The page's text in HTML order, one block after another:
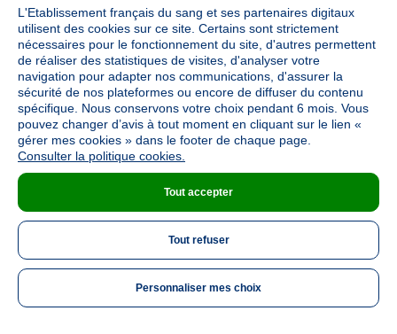
L.Clement_PhA
DSPhR_2021-
01_P13/01/2021
L'Etablissement français du sang et ses partenaires digitaux
utilisent des cookies sur ce site. Certains sont strictement
nécessaires pour le fonctionnement du site, d'autres permettent
de réaliser des statistiques de visites, d'analyser votre
navigation pour adapter nos communications, d'assurer la
sécurité de nos plateformes ou encore de diffuser du contenu
spécifique. Nous conservons votre choix pendant 6 mois. Vous
pouvez changer d’avis à tout moment en cliquant sur le lien «
gérer mes cookies » dans le footer de chaque page.
Consulter la politique cookies.
Tout accepter
Tout refuser
Personnaliser mes choix